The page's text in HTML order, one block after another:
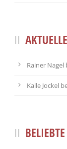
Rainer Nagel
Kalle Jockel